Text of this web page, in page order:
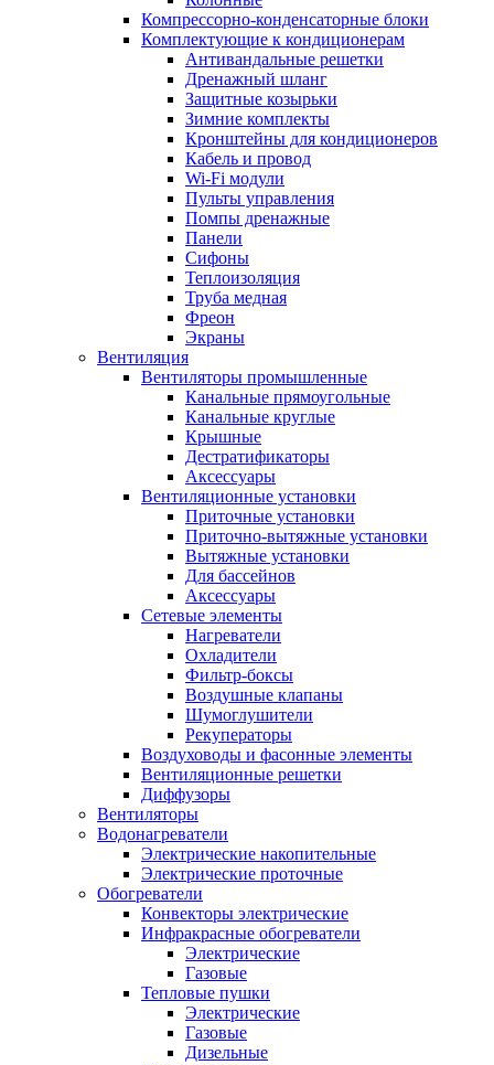
Компрессорно-конденсаторные блоки
Комплектующие к кондиционерам
Антивандальные решетки
Дренажный шланг
Защитные козырьки
Зимние комплекты
Кронштейны для кондиционеров
Кабель и провод
Wi-Fi модули
Пульты управления
Помпы дренажные
Панели
Сифоны
Теплоизоляция
Труба медная
Фреон
Экраны
Вентиляция
Вентиляторы промышленные
Канальные прямоугольные
Канальные круглые
Крышные
Дестратификаторы
Аксессуары
Вентиляционные установки
Приточные установки
Приточно-вытяжные установки
Вытяжные установки
Для бассейнов
Аксессуары
Сетевые элементы
Нагреватели
Охладители
Фильтр-боксы
Воздушные клапаны
Шумоглушители
Рекуператоры
Воздуховоды и фасонные элементы
Вентиляционные решетки
Диффузоры
Вентиляторы
Водонагреватели
Электрические накопительные
Электрические проточные
Обогреватели
Конвекторы электрические
Инфракрасные обогреватели
Электрические
Газовые
Тепловые пушки
Электрические
Газовые
Дизельные